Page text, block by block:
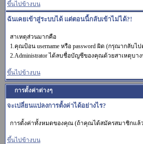
ขึ้นไปข้างบน
ฉันเคยเข้าสู่ระบบได้ แต่ตอนนี้กลับเข้าไม่ได้?!
สาเหตุส่วนมากคือ
1.คุณป้อน username หรือ password ผิด (กรุณากลั
2.Administrator ได้ลบชื่อบัญชีของคุณด้วยสาเหตุบา
ขึ้นไปข้างบน
การตั้งค่าต่างๆ
จะเปลี่ยนแปลงการตั้งค่าได้อย่างไร?
การตั้งค่าทั้งหมดของคุณ (ถ้าคุณได้สมัครสมาชิกแล้
ขึ้นไปข้างบน